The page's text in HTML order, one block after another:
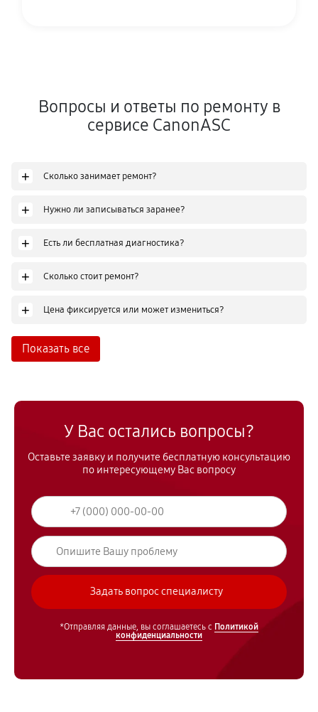
Вопросы и ответы по ремонту в
сервисе CanonASC
+ Сколько занимает ремонт?
+ Нужно ли записываться заранее?
+ Есть ли бесплатная диагностика?
+ Сколько стоит ремонт?
+ Цена фиксируется или может измениться?
Показать все
У Вас остались вопросы?
Оставьте заявку и получите бесплатную консультацию
по интересующему Вас вопросу
*Отправляя данные, вы соглашаетесь с Политикой
конфиденциальности